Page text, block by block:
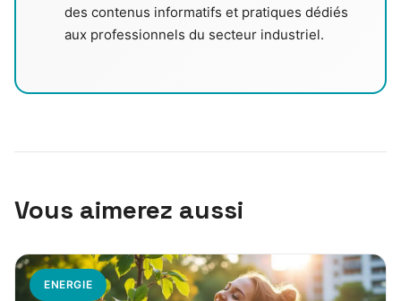
des contenus informatifs et pratiques dédiés
aux professionnels du secteur industriel.
Vous aimerez aussi
ENERGIE